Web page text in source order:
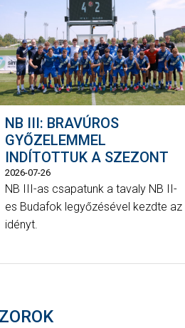
NB III: BRAVÚROS
GYŐZELEMMEL
INDÍTOTTUK A SZEZONT
2026-07-26
NB III-as csapatunk a tavaly NB II-
es Budafok legyőzésével kezdte az
idényt.